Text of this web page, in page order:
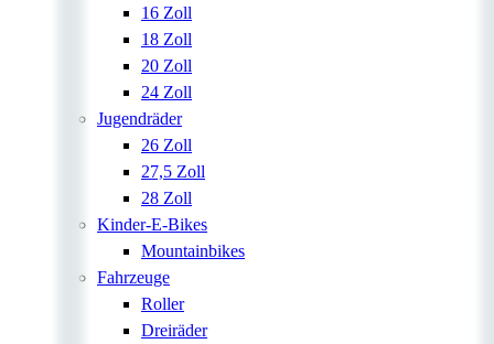
16 Zoll
18 Zoll
20 Zoll
24 Zoll
Jugendräder
26 Zoll
27,5 Zoll
28 Zoll
Kinder-E-Bikes
Mountainbikes
Fahrzeuge
Roller
Dreiräder